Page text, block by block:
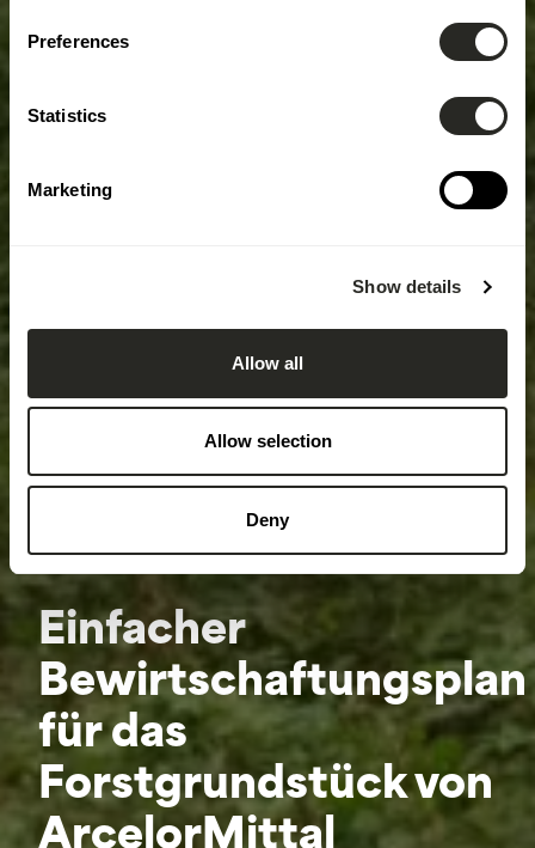
Preferences
Statistics
Marketing
Show details
Allow all
Allow selection
Deny
Einfacher
Bewirtschaftungsplan
für das
Forstgrundstück von
ArcelorMittal